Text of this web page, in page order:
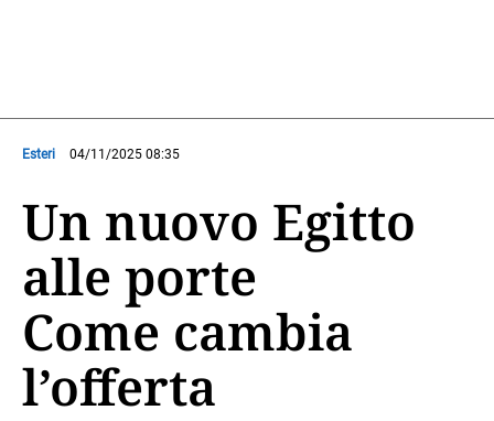
Esteri 04/11/2025 08:35
Un nuovo Egitto
alle porte
Come cambia
l’offerta